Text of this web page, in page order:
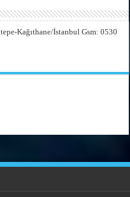
Kağıthane/İstanbul Gsm: 0530